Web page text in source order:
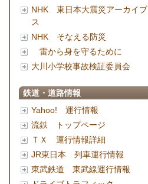
NHK 東日本大震災アーカイブ
ス
NHK そなえる防災
雷から身を守るために
大川小学校事故検証委員会
鉄道・道路情報
Yahoo! 運行情報
流鉄 トップページ
ＴＸ 運行情報詳細
JR東日本 列車運行情報
東武鉄道 東武線運行情報